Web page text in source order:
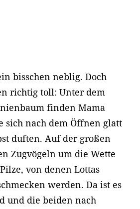
bisschen neblig. Doch
richtig toll: Unter dem
finden Mama
sich nach dem Öffnen glatt
duften. Auf der großen
Zugvögeln um die Wette
von denen Lottas
werden. Da ist es
und die beiden nach